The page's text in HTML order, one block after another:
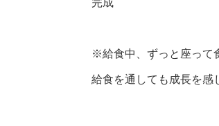
完成
※給食中、ずっと座って
給食を通しても成長を感